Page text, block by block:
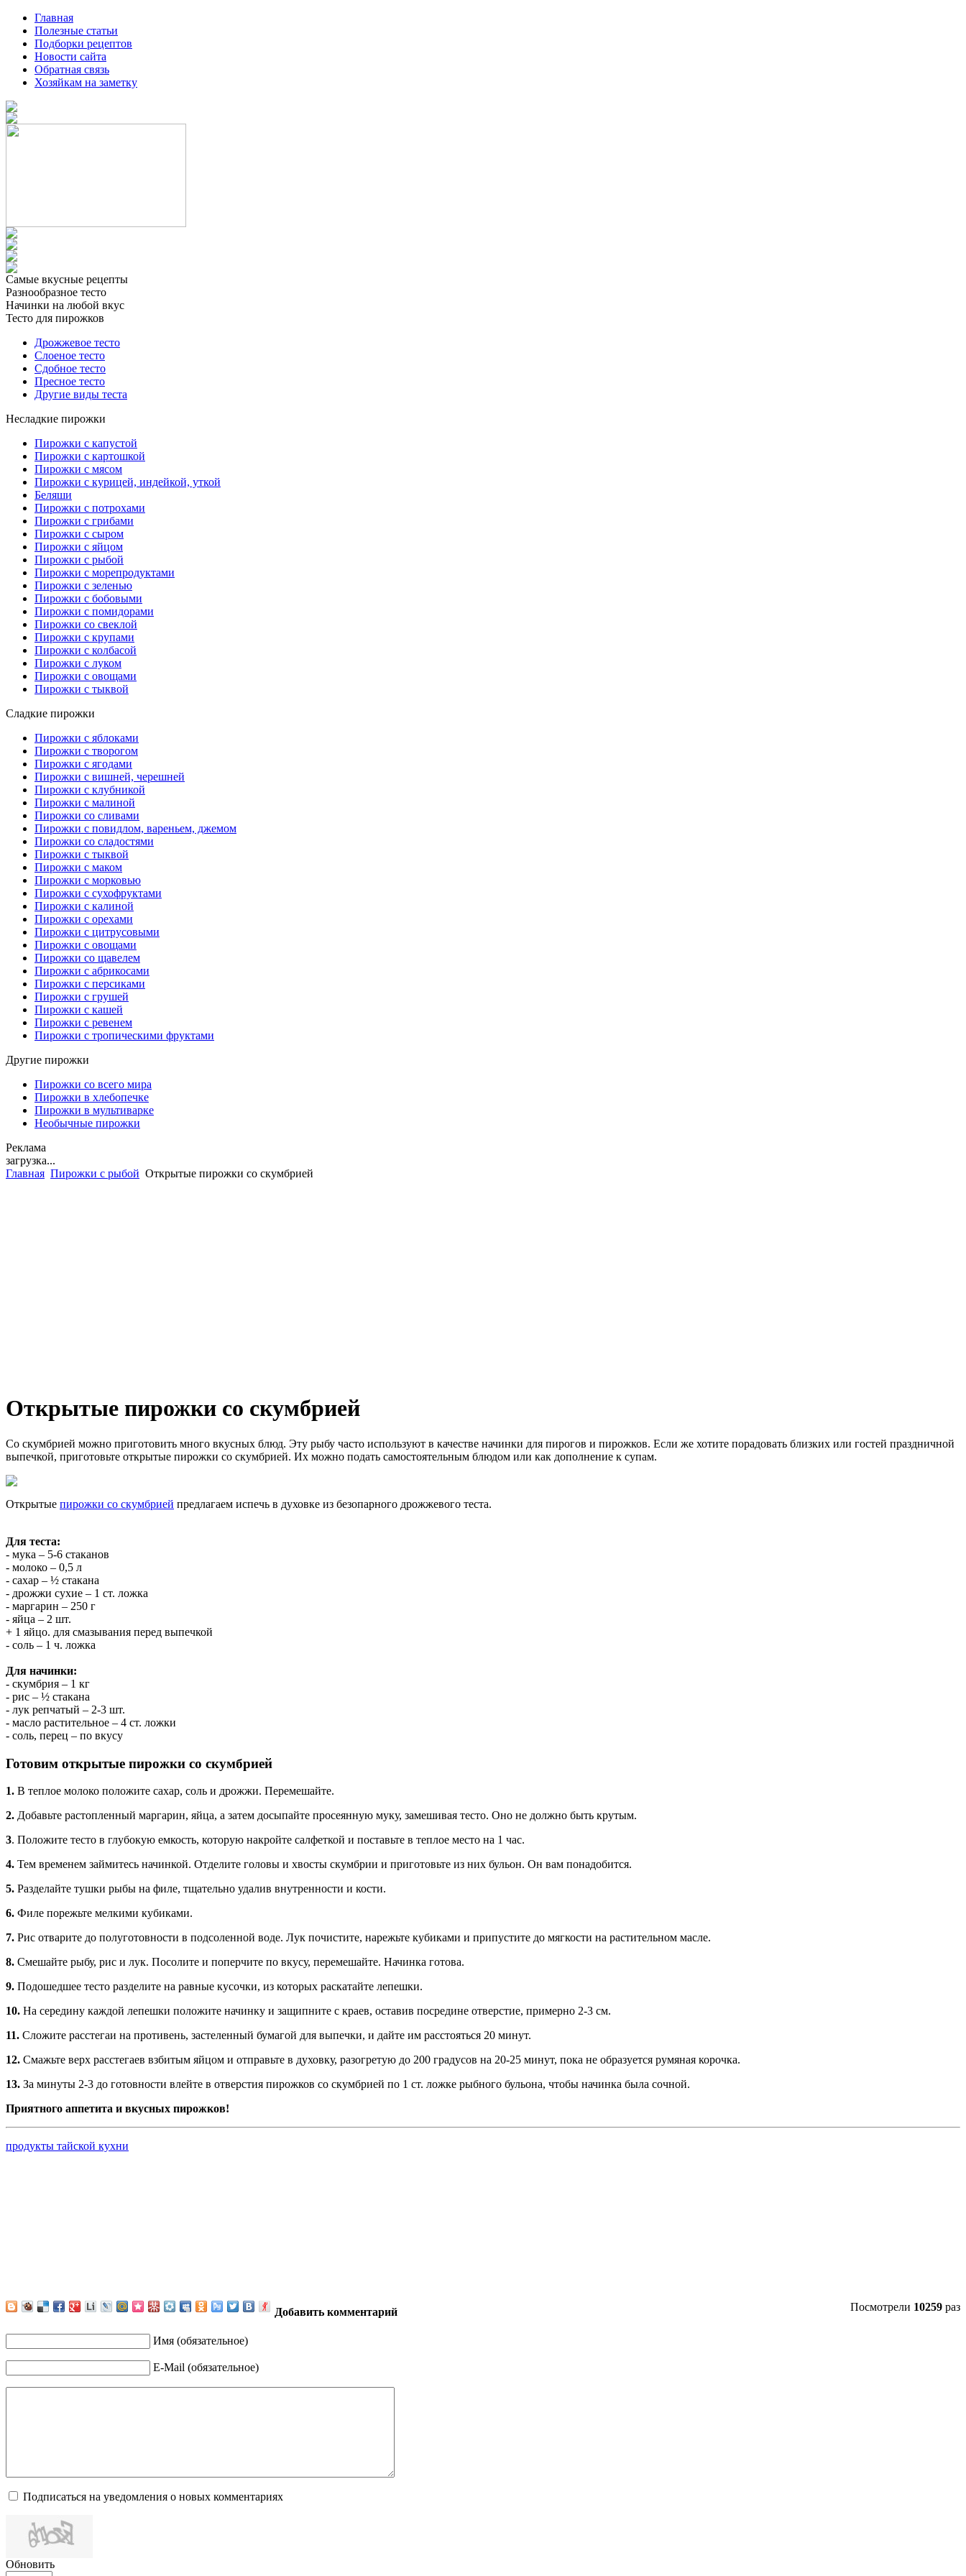
Главная
Полезные статьи
Подборки рецептов
Новости сайта
Обратная связь
Хозяйкам на заметку
Самые вкусные рецепты
Разнообразное тесто
Начинки на любой вкус
Тесто для пирожков
Дрожжевое тесто
Слоеное тесто
Сдобное тесто
Пресное тесто
Другие виды теста
Несладкие пирожки
Пирожки с капустой
Пирожки с картошкой
Пирожки с мясом
Пирожки с курицей, индейкой, уткой
Беляши
Пирожки с потрохами
Пирожки с грибами
Пирожки с сыром
Пирожки с яйцом
Пирожки с рыбой
Пирожки с морепродуктами
Пирожки с зеленью
Пирожки с бобовыми
Пирожки с помидорами
Пирожки со свеклой
Пирожки с крупами
Пирожки с колбасой
Пирожки с луком
Пирожки с овощами
Пирожки с тыквой
Сладкие пирожки
Пирожки с яблоками
Пирожки с творогом
Пирожки с ягодами
Пирожки с вишней, черешней
Пирожки с клубникой
Пирожки с малиной
Пирожки со сливами
Пирожки с повидлом, вареньем, джемом
Пирожки со сладостями
Пирожки с тыквой
Пирожки с маком
Пирожки с морковью
Пирожки с сухофруктами
Пирожки с калиной
Пирожки с орехами
Пирожки с цитрусовыми
Пирожки с овощами
Пирожки со щавелем
Пирожки с абрикосами
Пирожки с персиками
Пирожки с грушей
Пирожки с кашей
Пирожки с ревенем
Пирожки с тропическими фруктами
Другие пирожки
Пирожки со всего мира
Пирожки в хлебопечке
Пирожки в мультиварке
Необычные пирожки
Реклама
загрузка...
Главная Пирожки с рыбой Открытые пирожки со скумбрией
Открытые пирожки со скумбрией
Со скумбрией можно приготовить много вкусных блюд. Эту рыбу часто используют в качестве начинки для пирогов и пирожков. Если же хотите порадовать близких или гостей праздничной
выпечкой, приготовьте открытые пирожки со скумбрией. Их можно подать самостоятельным блюдом или как дополнение к супам.
Открытые пирожки со скумбрией предлагаем испечь в духовке из безопарного дрожжевого теста.
Для теста:
- мука – 5-6 стаканов
- молоко – 0,5 л
- сахар – ½ стакана
- дрожжи сухие – 1 ст. ложка
- маргарин – 250 г
- яйца – 2 шт.
+ 1 яйцо. для смазывания перед выпечкой
- соль – 1 ч. ложка
Для начинки:
- скумбрия – 1 кг
- рис – ½ стакана
- лук репчатый – 2-3 шт.
- масло растительное – 4 ст. ложки
- соль, перец – по вкусу
Готовим открытые пирожки со скумбрией
1. В теплое молоко положите сахар, соль и дрожжи. Перемешайте.
2. Добавьте растопленный маргарин, яйца, а затем досыпайте просеянную муку, замешивая тесто. Оно не должно быть крутым.
3. Положите тесто в глубокую емкость, которую накройте салфеткой и поставьте в теплое место на 1 час.
4. Тем временем займитесь начинкой. Отделите головы и хвосты скумбрии и приготовьте из них бульон. Он вам понадобится.
5. Разделайте тушки рыбы на филе, тщательно удалив внутренности и кости.
6. Филе порежьте мелкими кубиками.
7. Рис отварите до полуготовности в подсоленной воде. Лук почистите, нарежьте кубиками и припустите до мягкости на растительном масле.
8. Смешайте рыбу, рис и лук. Посолите и поперчите по вкусу, перемешайте. Начинка готова.
9. Подошедшее тесто разделите на равные кусочки, из которых раскатайте лепешки.
10. На середину каждой лепешки положите начинку и защипните с краев, оставив посредине отверстие, примерно 2-3 см.
11. Сложите расстегаи на противень, застеленный бумагой для выпечки, и дайте им расстояться 20 минут.
12. Смажьте верх расстегаев взбитым яйцом и отправьте в духовку, разогретую до 200 градусов на 20-25 минут, пока не образуется румяная корочка.
13. За минуты 2-3 до готовности влейте в отверстия пирожков со скумбрией по 1 ст. ложке рыбного бульона, чтобы начинка была сочной.
Приятного аппетита и вкусных пирожков!
продукты тайской кухни
Посмотрели 10259 раз
Добавить комментарий
Имя (обязательное)
E-Mail (обязательное)
Подписаться на уведомления о новых комментариях
Обновить